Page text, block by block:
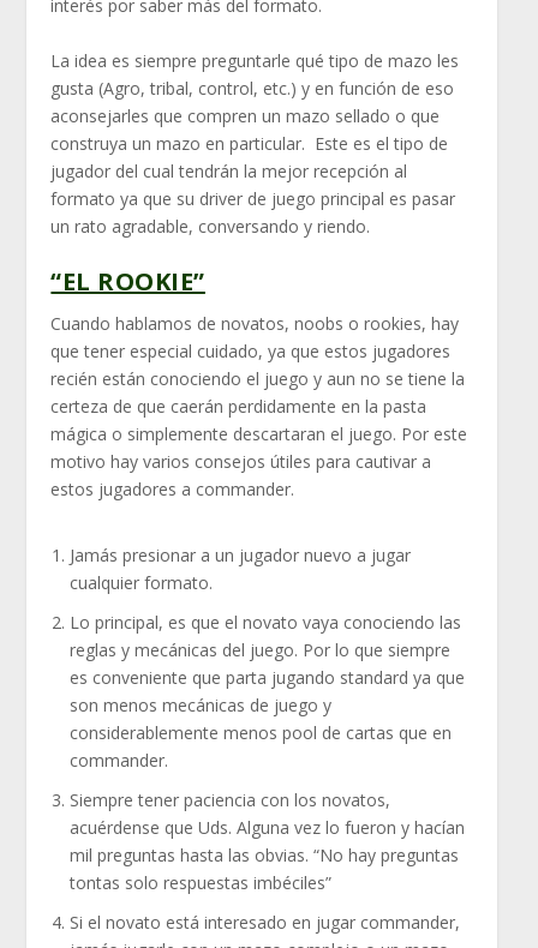
interés por saber más del formato.
La idea es siempre preguntarle qué tipo de mazo les
gusta (Agro, tribal, control, etc.) y en función de eso
aconsejarles que compren un mazo sellado o que
construya un mazo en particular. Este es el tipo de
jugador del cual tendrán la mejor recepción al
formato ya que su driver de juego principal es pasar
un rato agradable, conversando y riendo.
“EL ROOKIE”
Cuando hablamos de novatos, noobs o rookies, hay
que tener especial cuidado, ya que estos jugadores
recién están conociendo el juego y aun no se tiene la
certeza de que caerán perdidamente en la pasta
mágica o simplemente descartaran el juego. Por este
motivo hay varios consejos útiles para cautivar a
estos jugadores a commander.
Jamás presionar a un jugador nuevo a jugar
cualquier formato.
Lo principal, es que el novato vaya conociendo las
reglas y mecánicas del juego. Por lo que siempre
es conveniente que parta jugando standard ya que
son menos mecánicas de juego y
considerablemente menos pool de cartas que en
commander.
Siempre tener paciencia con los novatos,
acuérdense que Uds. Alguna vez lo fueron y hacían
mil preguntas hasta las obvias. “No hay preguntas
tontas solo respuestas imbéciles”
Si el novato está interesado en jugar commander,